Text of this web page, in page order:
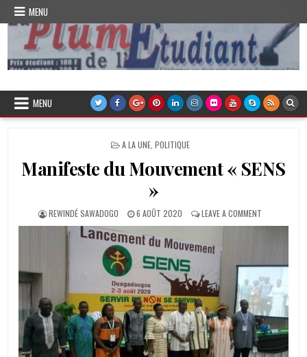
Skip
content
MENU
Plume de l'Etudiant
MENU
POSTED
A LA UNE, POLITIQUE
Manifeste du Mouvement « SENS
»
AUTHOR:
REWINDÉ SAWADOGO
PUBLISHED
DATE:
6 AOÛT 2020 LEAVE A COMMENT
MANIFESTE
SENS
»